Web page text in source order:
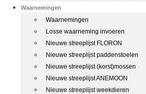
Waarnemingen
Waarnemingen
Losse waarneming invoeren
Nieuwe streeplijst FLORON
Nieuwe streeplijst paddenstoelen
Nieuwe streeplijst (korst)mossen
Nieuwe streeplijst ANEMOON
Nieuwe streeplijst weekdieren